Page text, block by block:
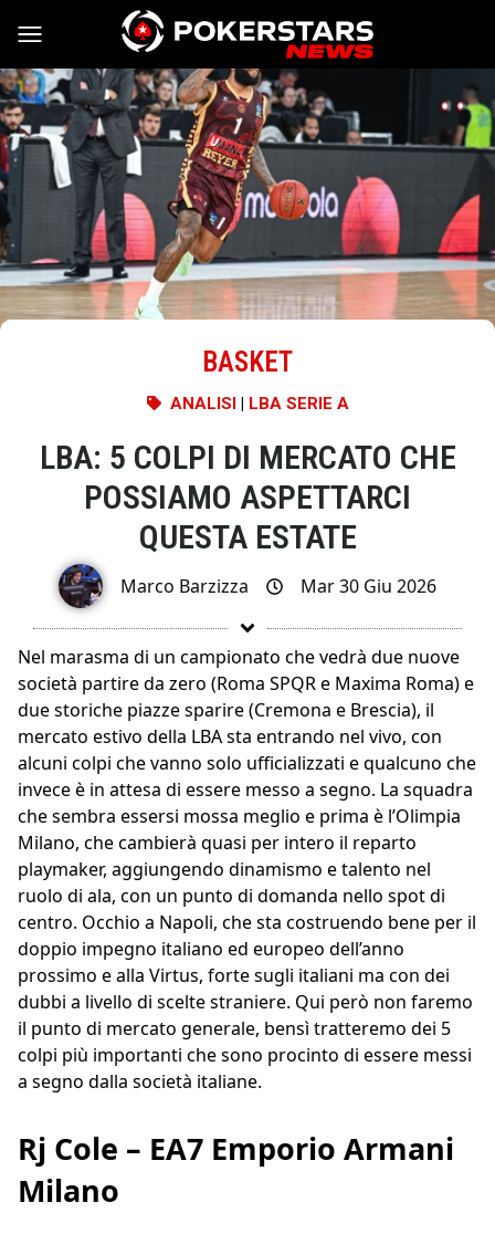
Vai al contenuto
BASKET
ANALISI| LBA SERIE A
LBA: 5 COLPI DI MERCATO CHE
POSSIAMO ASPETTARCI
QUESTA ESTATE
Marco Barzizza Mar 30 Giu 2026
Nel marasma di un campionato che vedrà due nuove
società partire da zero (Roma SPQR e Maxima Roma) e
due storiche piazze sparire (Cremona e Brescia), il
mercato estivo della LBA sta entrando nel vivo, con
alcuni colpi che vanno solo ufficializzati e qualcuno che
invece è in attesa di essere messo a segno. La squadra
che sembra essersi mossa meglio e prima è l’Olimpia
Milano, che cambierà quasi per intero il reparto
playmaker, aggiungendo dinamismo e talento nel
ruolo di ala, con un punto di domanda nello spot di
centro. Occhio a Napoli, che sta costruendo bene per il
doppio impegno italiano ed europeo dell’anno
prossimo e alla Virtus, forte sugli italiani ma con dei
dubbi a livello di scelte straniere. Qui però non faremo
il punto di mercato generale, bensì tratteremo dei 5
colpi più importanti che sono procinto di essere messi
a segno dalla società italiane.
Rj Cole – EA7 Emporio Armani
Milano